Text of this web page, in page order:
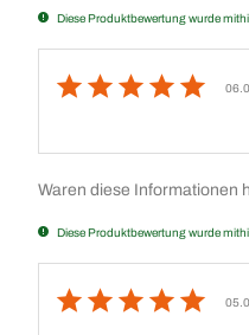
Diese Produktbewertung wurde
Waren diese Informationen
Diese Produktbewertung wurde